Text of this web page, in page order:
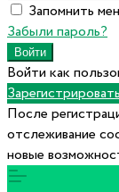
Запомнить
Забыли пароль?
Войти как
После
отслеживание
новые